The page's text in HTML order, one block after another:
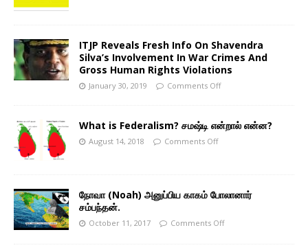
ITJP Reveals Fresh Info On Shavendra
Silva’s Involvement In War Crimes And
Gross Human Rights Violations
January 30, 2019 Comments Off
What is Federalism? சமஷ்டி என்றால் என்ன?
August 14, 2018 Comments Off
நோவா (Noah) அனுப்பிய காகம் போலானார்
சம்பந்தன்.
October 11, 2017 Comments Off